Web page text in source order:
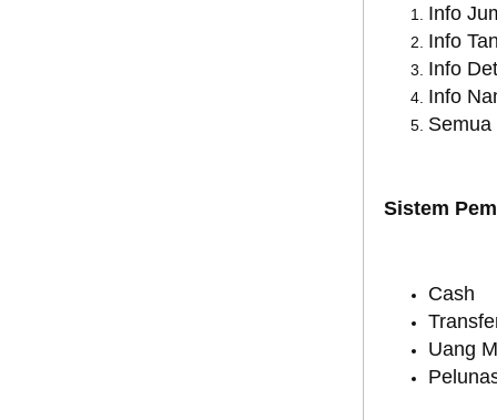
Info
Info
Info
Info
Sistem
Cash
Uang